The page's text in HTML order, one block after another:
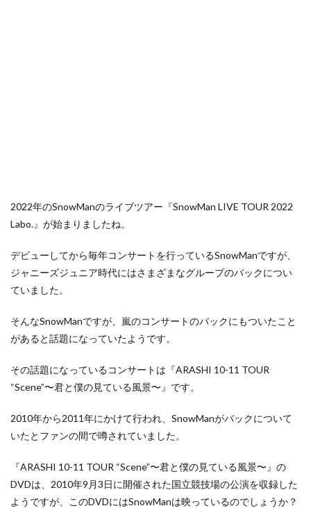
2022年のSnowManのライブツアー『SnowMan LIVE TOUR 2022
Labo.』が始まりましたね。
デビューしてから毎年コンサートを行っているSnowManですが、
ジャニーズジュニア時代にはさまざまなグループのバックについ
ていました。
そんなSnowManですが、嵐のコンサートのバックにもついたこと
があると話題になっていたようです。
その話題になっているコンサートは『ARASHI 10-11 TOUR
“Scene”〜君と僕の見ている風景〜』です。
2010年から2011年にかけて行われ、SnowManがバックについて
いたとファンの間で噂されていました。
『ARASHI 10-11 TOUR “Scene”〜君と僕の見ている風景〜』の
DVDは、2010年9月3日に開催された国立競技場の公演を収録した
ようですが、このDVDにはSnowManは映っているのでしょうか？